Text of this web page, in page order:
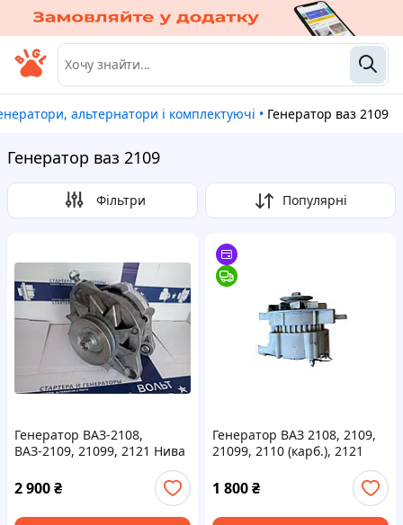
альтернатори і комплектуючі • Генератор ваз 2109
Генератор ваз 2109
Фільтри Популярні
Генератор ВАЗ-2108,
ВАЗ-2109, 21099, 2121 Нива
2 900₴
Генератор ВАЗ 2108, 2109,
21099, 2110 (карб.), 2121
1 800₴